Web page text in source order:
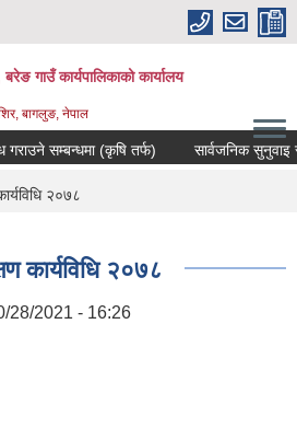
गाउँ कार्यपालिकाको कार्यालय
बागलुङ, नेपाल
सम्बन्धमा (कृषि तर्फ) सार्वजनिक सुनुवाइ
२०७८
कार्यविधि २०७८
28/2021 - 16:26